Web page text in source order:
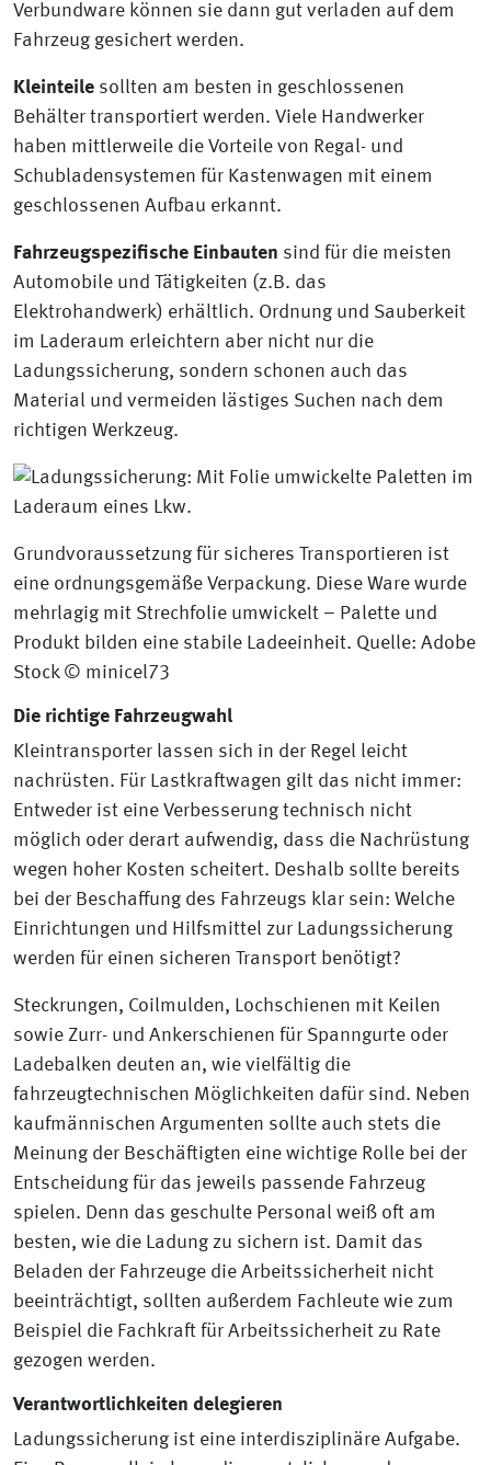
Verbundware können sie dann gut verladen auf dem
Fahrzeug gesichert werden.
Kleinteile sollten am besten in geschlossenen
Behälter transportiert werden. Viele Handwerker
haben mittlerweile die Vorteile von Regal- und
Schubladensystemen für Kastenwagen mit einem
geschlossenen Aufbau erkannt.
Fahrzeugspezifische Einbauten sind für die meisten
Automobile und Tätigkeiten (z.B. das
Elektrohandwerk) erhältlich. Ordnung und Sauberkeit
im Laderaum erleichtern aber nicht nur die
Ladungssicherung, sondern schonen auch das
Material und vermeiden lästiges Suchen nach dem
richtigen Werkzeug.
Grundvoraussetzung für sicheres Transportieren ist
eine ordnungsgemäße Verpackung. Diese Ware wurde
mehrlagig mit Strechfolie umwickelt – Palette und
Produkt bilden eine stabile Ladeeinheit. Quelle: Adobe
Stock © minicel73
Die richtige Fahrzeugwahl
Kleintransporter lassen sich in der Regel leicht
nachrüsten. Für Lastkraftwagen gilt das nicht immer:
Entweder ist eine Verbesserung technisch nicht
möglich oder derart aufwendig, dass die Nachrüstung
wegen hoher Kosten scheitert. Deshalb sollte bereits
bei der Beschaffung des Fahrzeugs klar sein: Welche
Einrichtungen und Hilfsmittel zur Ladungssicherung
werden für einen sicheren Transport benötigt?
Steckrungen, Coilmulden, Lochschienen mit Keilen
sowie Zurr- und Ankerschienen für Spanngurte oder
Ladebalken deuten an, wie vielfältig die
fahrzeugtechnischen Möglichkeiten dafür sind. Neben
kaufmännischen Argumenten sollte auch stets die
Meinung der Beschäftigten eine wichtige Rolle bei der
Entscheidung für das jeweils passende Fahrzeug
spielen. Denn das geschulte Personal weiß oft am
besten, wie die Ladung zu sichern ist. Damit das
Beladen der Fahrzeuge die Arbeitssicherheit nicht
beeinträchtigt, sollten außerdem Fachleute wie zum
Beispiel die Fachkraft für Arbeitssicherheit zu Rate
gezogen werden.
Verantwortlichkeiten delegieren
Ladungssicherung ist eine interdisziplinäre Aufgabe.